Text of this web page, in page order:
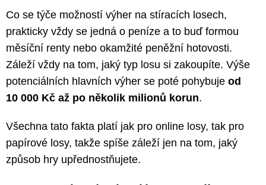
Co se týče možností výher na stíracích losech,
prakticky vždy se jedná o peníze a to buď formou
měsíční renty nebo okamžité peněžní hotovosti.
Záleží vždy na tom, jaký typ losu si zakoupíte. Výše
potenciálních hlavních výher se poté pohybuje od
10 000 Kč až po několik milionů korun.
Všechna tato fakta platí jak pro online losy, tak pro
papírové losy, takže spíše záleží jen na tom, jaký
způsob hry upřednostňujete.